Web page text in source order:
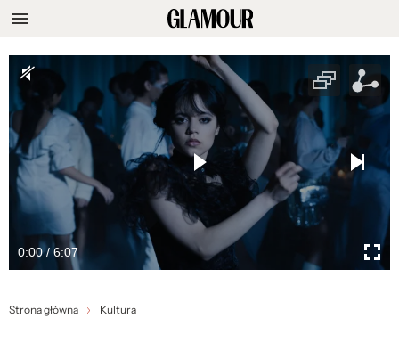
0:00 / 6:07
Strona główna Kultura